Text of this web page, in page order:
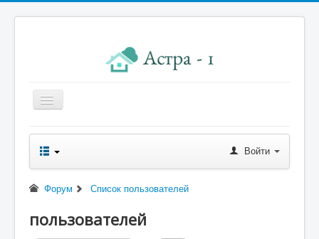
Главная
Новости правления
Начисления к оплате
Войти
Форум Список пользователей
пользователей